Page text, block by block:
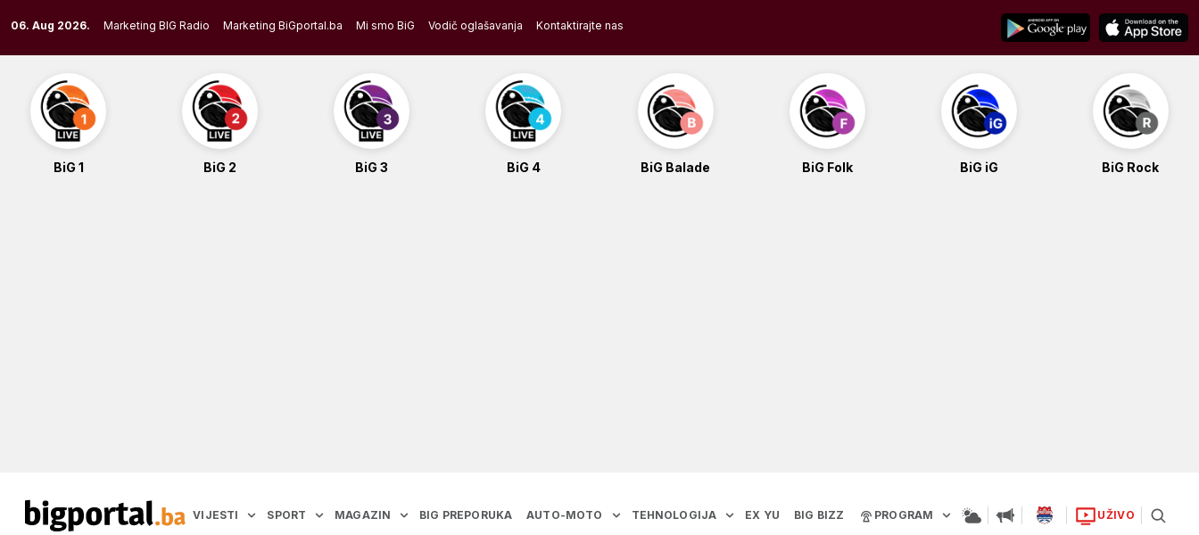
to
content
06. Aug 2026. Marketing BIG Radio Marketing BiGportal.ba Mi smo BiG Vodič oglašavanja Kontaktirajte nas
BiG 1 BiG 2 BiG 3 BiG 4 BiG Balade BiG Folk BiG iG BiG Rock
VIJESTI SPORT MAGAZIN BIG PREPORUKA AUTO-MOTO TEHNOLOGIJA EX YU BIG BIZZ PROGRAM UŽIVO